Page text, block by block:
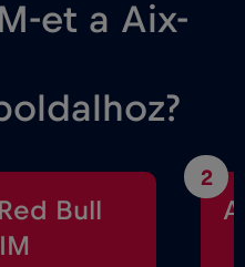
et a Aix-
Bull
2